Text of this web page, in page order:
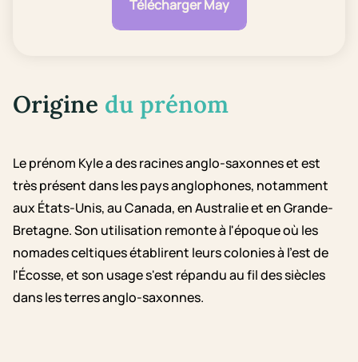
Télécharger May
Origine du prénom
Le prénom Kyle a des racines anglo-saxonnes et est
très présent dans les pays anglophones, notamment
aux États-Unis, au Canada, en Australie et en Grande-
Bretagne. Son utilisation remonte à l'époque où les
nomades celtiques établirent leurs colonies à l'est de
l'Écosse, et son usage s'est répandu au fil des siècles
dans les terres anglo-saxonnes.